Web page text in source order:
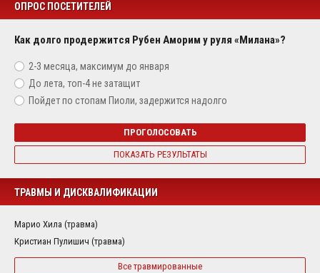
ОПРОС ПОСЕТИТЕЛЕЙ
Как долго продержится Рубен Аморим у руля «Милана»?
2-3 месяца, максимум до января
До лета, топ-4 не затащит
Пойдет по стопам Пиоли, задержится надолго
ПРОГОЛОСОВАТЬ
ПОКАЗАТЬ РЕЗУЛЬТАТЫ
ТРАВМЫ И ДИСКВАЛИФИКАЦИИ
Марио Хила (травма)
Кристиан Пулишич (травма)
Все травмированные